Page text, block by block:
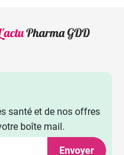
santé et de nos offres
boîte mail.
Envoyer